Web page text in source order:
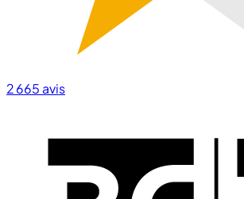
2 665 avis